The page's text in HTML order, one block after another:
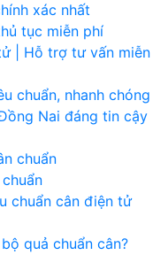
xác nhất
tục miễn phí
| Hỗ trợ tư vấn miễn
chuẩn, nhanh chóng
Nai đáng tin cậy
chuẩn
chuẩn cân điện tử
quả chuẩn cân?